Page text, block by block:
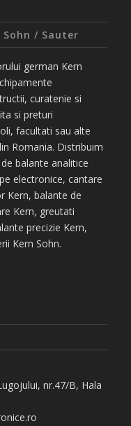
/ Sauter
german Kern
curatenie si
si preturi
facultati sau alte
Romania. Distribuim
balante analitice
electronice, cantare
Kern, balante de
Kern, greutati
precizie Kern,
Kern Sohn.
nr.47/B, Hala